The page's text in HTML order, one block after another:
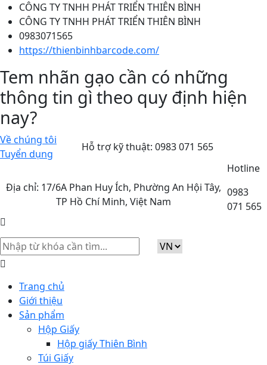
CÔNG TY TNHH PHÁT TRIỂN THIÊN BÌNH
CÔNG TY TNHH PHÁT TRIỂN THIÊN BÌNH
0983071565
https://thienbinhbarcode.com/
Tem nhãn gạo cần có những
thông tin gì theo quy định hiện
nay?
Về chúng tôi
Tuyển dụng
Hỗ trợ kỹ thuật: 0983 071 565
Địa chỉ: 17/6A Phan Huy Ích, Phường An Hội Tây,
TP Hồ Chí Minh, Việt Nam
Hotline
0983
071 565
Trang chủ
Giới thiệu
Sản phẩm
Hộp Giấy
Hộp giấy Thiên Bình
Túi Giấy